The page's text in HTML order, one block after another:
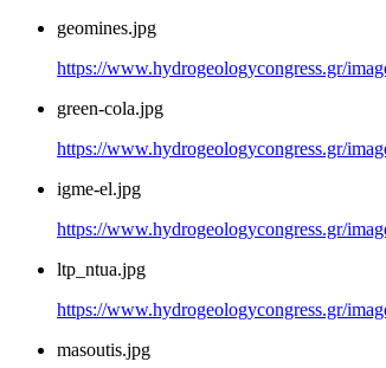
geomines.jpg
https://www.hydrogeologycongress.gr/
green-cola.jpg
https://www.hydrogeologycongress.gr/
igme-el.jpg
https://www.hydrogeologycongress.gr/
ltp_ntua.jpg
https://www.hydrogeologycongress.gr/
masoutis.jpg